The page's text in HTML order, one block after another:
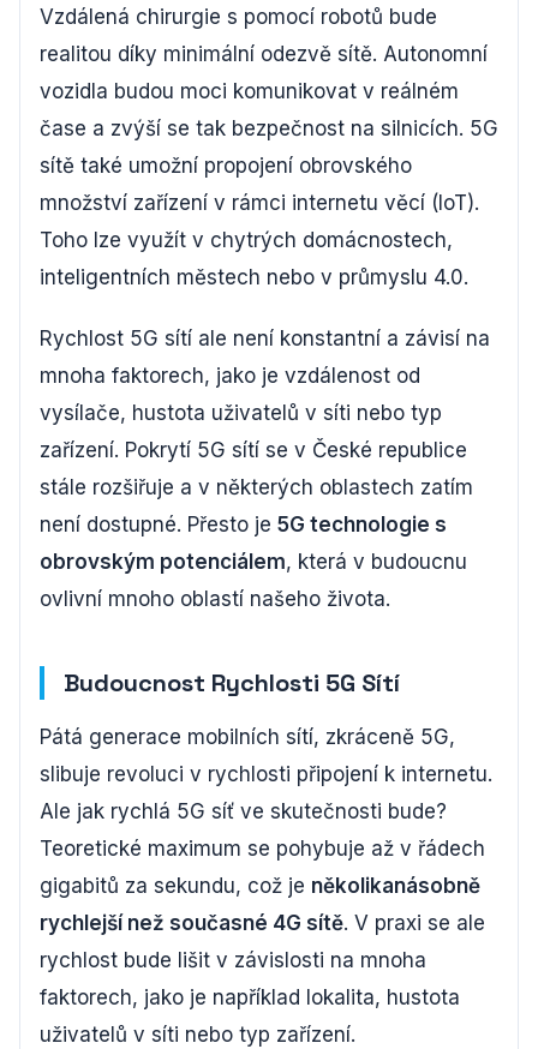
Vzdálená chirurgie s pomocí robotů bude
realitou díky minimální odezvě sítě. Autonomní
vozidla budou moci komunikovat v reálném
čase a zvýší se tak bezpečnost na silnicích. 5G
sítě také umožní propojení obrovského
množství zařízení v rámci internetu věcí (IoT).
Toho lze využít v chytrých domácnostech,
inteligentních městech nebo v průmyslu 4.0.
Rychlost 5G sítí ale není konstantní a závisí na
mnoha faktorech, jako je vzdálenost od
vysílače, hustota uživatelů v síti nebo typ
zařízení. Pokrytí 5G sítí se v České republice
stále rozšiřuje a v některých oblastech zatím
není dostupné. Přesto je 5G technologie s
obrovským potenciálem, která v budoucnu
ovlivní mnoho oblastí našeho života.
Budoucnost Rychlosti 5G Sítí
Pátá generace mobilních sítí, zkráceně 5G,
slibuje revoluci v rychlosti připojení k internetu.
Ale jak rychlá 5G síť ve skutečnosti bude?
Teoretické maximum se pohybuje až v řádech
gigabitů za sekundu, což je několikanásobně
rychlejší než současné 4G sítě. V praxi se ale
rychlost bude lišit v závislosti na mnoha
faktorech, jako je například lokalita, hustota
uživatelů v síti nebo typ zařízení.